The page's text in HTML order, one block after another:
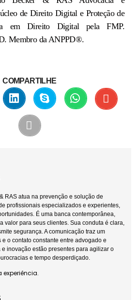
de Direito Digital e Proteção de
em Direito Digital pela FMP.
Membro da ANPPD®.
COMPARTILHE
RAS atua na prevenção e solução de
profissionais especializados e experientes,
É uma banca contemporânea,
valor para seus clientes. Sua conduta é clara,
segurança. A comunicação traz um
o contato constante entre advogado e
e inovação estão presentes para agilizar o
e tempo desperdiçado.
experiência.